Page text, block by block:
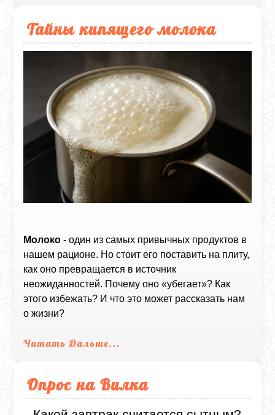
Тайны кипящего молока
Молоко - один из самых привычных продуктов в
нашем рационе. Но стоит его поставить на плиту,
как оно превращается в источник
неожиданностей. Почему оно «убегает»? Как
этого избежать? И что это может рассказать нам
о жизни?
Читать Дальше...
Опрос на Вилка